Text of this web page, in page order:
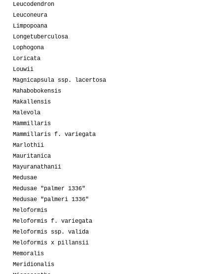
Leucodendron
Leuconeura
Limpopoana
Longetuberculosa
Lophogona
Loricata
Louwii
Magnicapsula ssp. lacertosa
Mahabobokensis
Makallensis
Malevola
Mammillaris
Mammillaris f. variegata
Marlothii
Mauritanica
Mayuranathanii
Medusae
Medusae "palmer 1336"
Medusae "palmeri 1336"
Meloformis
Meloformis f. variegata
Meloformis ssp. valida
Meloformis x pillansii
Memoralis
Meridionalis